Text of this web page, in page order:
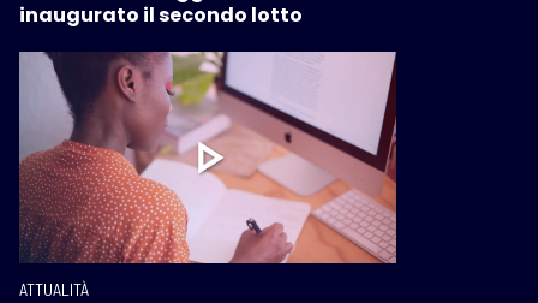
inaugurato il secondo lotto
ATTUALITÀ